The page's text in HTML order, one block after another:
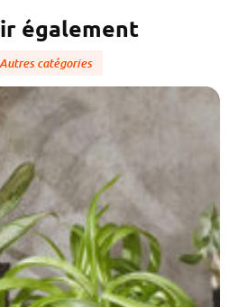
également
Autres catégories